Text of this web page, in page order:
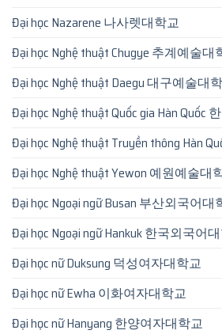
Đại học Nazarene 나사렛대학교
Đại học Nghệ thuật Chugye 추계예술대
Đại học Nghệ thuật Daegu 대구예술대
Đại học Nghệ thuật Quốc gia Hàn Quốc
Đại học Nghệ thuật Truyền thông Hàn
Đại học Nghệ thuật Yewon 예원예술대
Đại học Ngoại ngữ Busan 부산외국어대
Đại học Ngoại ngữ Hankuk 한국외국어
Đại học nữ Duksung 덕성여자대학교
Đại học nữ Ewha 이화여자대학교
Đại học nữ Hanyang 한양여자대학교